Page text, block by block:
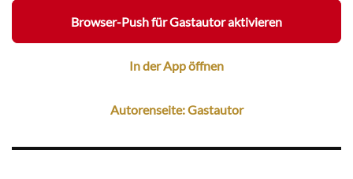
Browser-Push für Gastautor aktivieren
In der App öffnen
Autorenseite: Gastautor